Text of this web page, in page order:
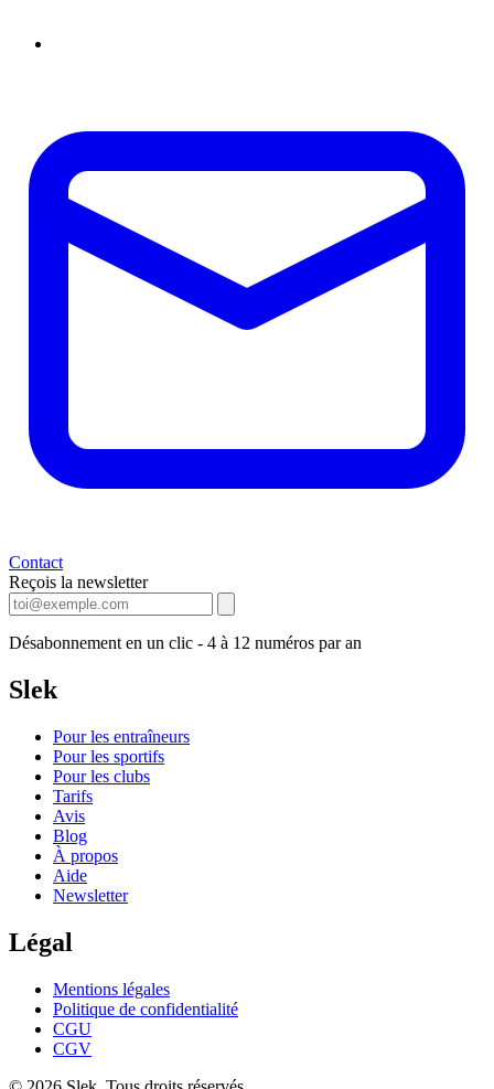
Contact
Reçois la newsletter
Désabonnement en un clic - 4 à 12 numéros par an
Slek
Pour les entraîneurs
Pour les sportifs
Pour les clubs
Tarifs
Avis
Blog
À propos
Aide
Newsletter
Légal
Mentions légales
Politique de confidentialité
CGU
CGV